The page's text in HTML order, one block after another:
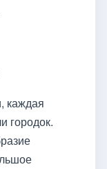
каждая
городок.